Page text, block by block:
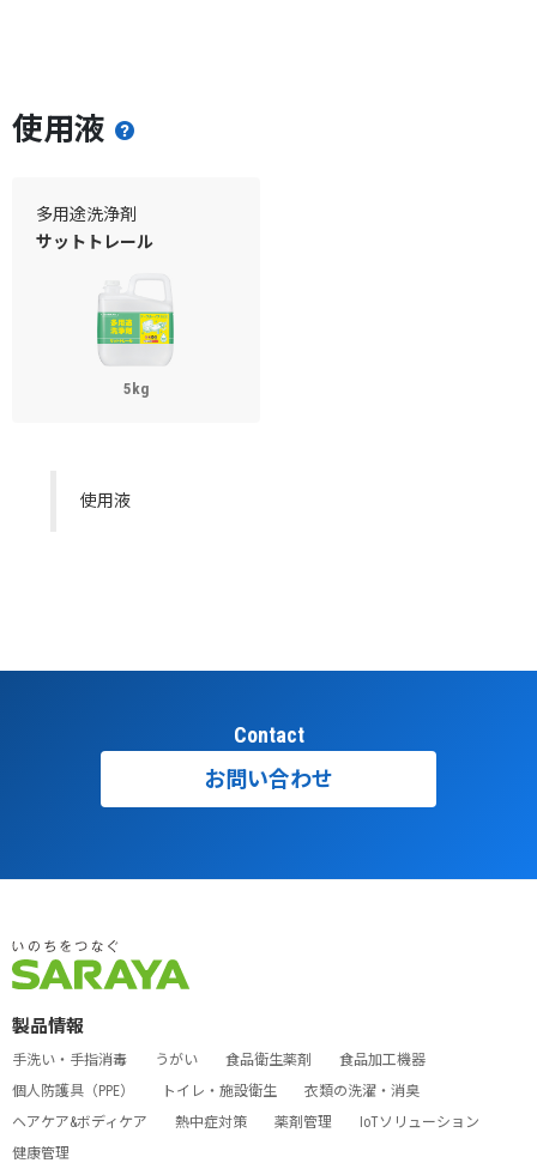
使用液
多用途洗浄剤
サットトレール
5kg
使用液
Contact
お問い合わせ
製品情報
手洗い・手指消毒 うがい 食品衛生薬剤
食品加工機器
個人防護具（PPE）
トイレ・施設衛生
衣類の洗濯・消臭
ヘアケア&ボディケア
熱中症対策 薬剤管理
IoTソリューション
健康管理